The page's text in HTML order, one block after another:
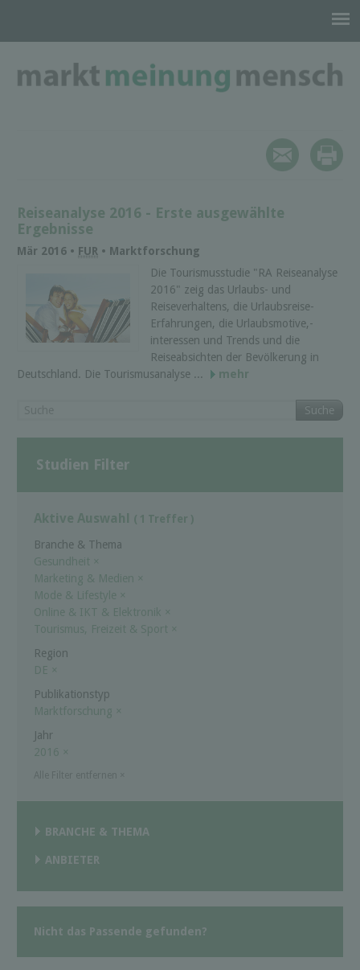
Reiseanalyse 2016 - Erste ausgewählte
Ergebnisse
Mär 2016 • FUR • Marktforschung
Die Tourismusstudie "RA Reiseanalyse
2016" zeig das Urlaubs- und
Reiseverhaltens, die Urlaubsreise-
Erfahrungen, die Urlaubsmotive,-
interessen und Trends und die
Reiseabsichten der Bevölkerung in
Deutschland. Die Tourismusanalyse ...
mehr
Suche
Studien Filter
Aktive Auswahl ( 1 Treffer )
Branche & Thema
Gesundheit ×
Marketing & Medien ×
Mode & Lifestyle ×
Online & IKT & Elektronik ×
Tourismus, Freizeit & Sport ×
Region
DE ×
Publikationstyp
Marktforschung ×
Jahr
2016 ×
BRANCHE & THEMA
ANBIETER
Nicht das Passende gefunden?